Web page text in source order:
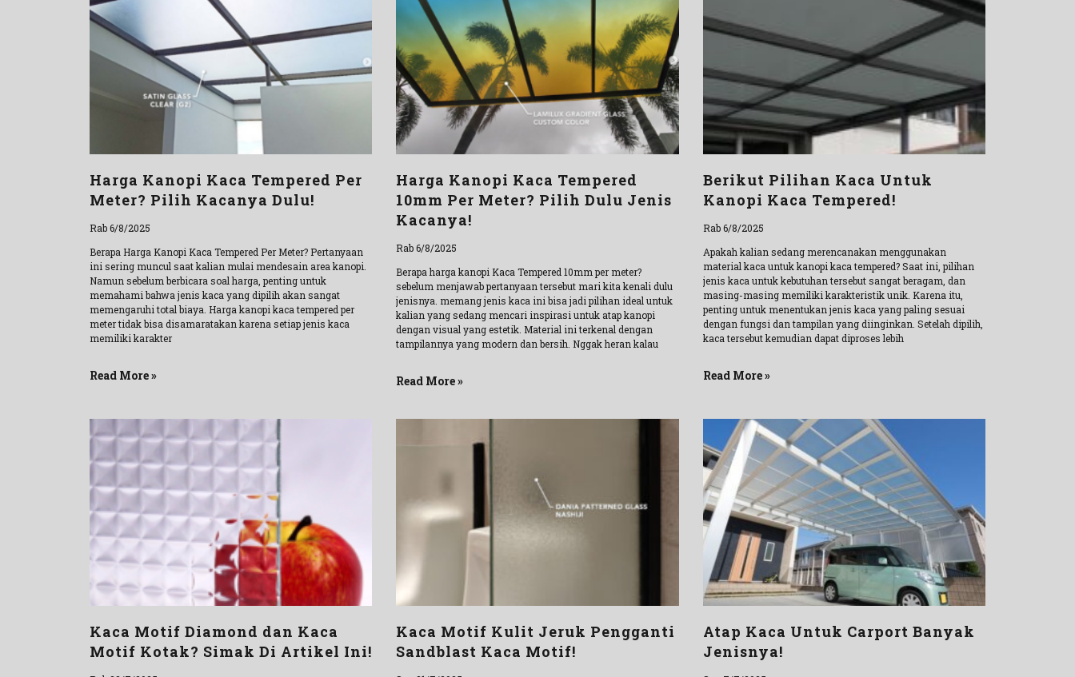
Harga Kanopi Kaca Tempered Per
Meter? Pilih Kacanya Dulu!
Rab 6/8/2025
Berapa Harga Kanopi Kaca Tempered Per Meter? Pertanyaan
ini sering muncul saat kalian mulai mendesain area kanopi.
Namun sebelum berbicara soal harga, penting untuk
memahami bahwa jenis kaca yang dipilih akan sangat
memengaruhi total biaya. Harga kanopi kaca tempered per
meter tidak bisa disamaratakan karena setiap jenis kaca
memiliki karakter
Read More »
Harga Kanopi Kaca Tempered
10mm Per Meter? Pilih Dulu Jenis
Kacanya!
Rab 6/8/2025
Berapa harga kanopi Kaca Tempered 10mm per meter?
sebelum menjawab pertanyaan tersebut mari kita kenali dulu
jenisnya. memang jenis kaca ini bisa jadi pilihan ideal untuk
kalian yang sedang mencari inspirasi untuk atap kanopi
dengan visual yang estetik. Material ini terkenal dengan
tampilannya yang modern dan bersih. Nggak heran kalau
Read More »
Berikut Pilihan Kaca Untuk
Kanopi Kaca Tempered!
Rab 6/8/2025
Apakah kalian sedang merencanakan menggunakan
material kaca untuk kanopi kaca tempered? Saat ini, pilihan
jenis kaca untuk kebutuhan tersebut sangat beragam, dan
masing-masing memiliki karakteristik unik. Karena itu,
penting untuk menentukan jenis kaca yang paling sesuai
dengan fungsi dan tampilan yang diinginkan. Setelah dipilih,
kaca tersebut kemudian dapat diproses lebih
Read More »
Kaca Motif Diamond dan Kaca
Motif Kotak? Simak Di Artikel Ini!
Kaca Motif Kulit Jeruk Pengganti
Sandblast Kaca Motif!
Atap Kaca Untuk Carport Banyak
Jenisnya!